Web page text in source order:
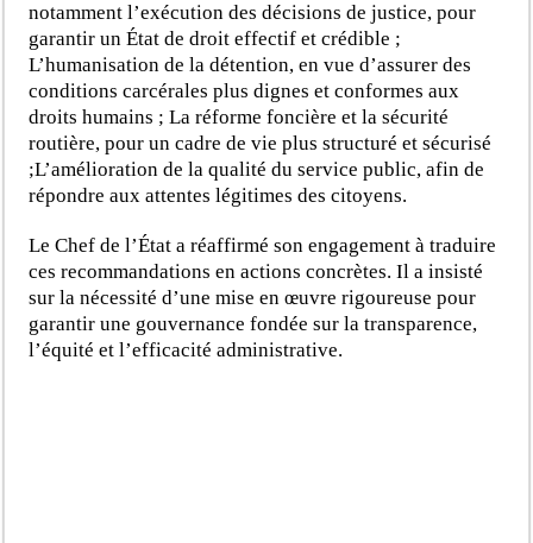
notamment l’exécution des décisions de justice, pour
garantir un État de droit effectif et crédible ;
L’humanisation de la détention, en vue d’assurer des
conditions carcérales plus dignes et conformes aux
droits humains ; La réforme foncière et la sécurité
routière, pour un cadre de vie plus structuré et sécurisé
;L’amélioration de la qualité du service public, afin de
répondre aux attentes légitimes des citoyens.
Le Chef de l’État a réaffirmé son engagement à traduire
ces recommandations en actions concrètes. Il a insisté
sur la nécessité d’une mise en œuvre rigoureuse pour
garantir une gouvernance fondée sur la transparence,
l’équité et l’efficacité administrative.